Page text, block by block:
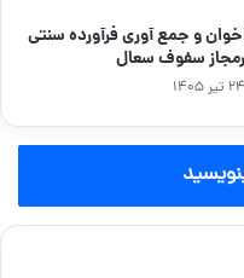
و جمع آوری فرآورده سنتی
سفوف سعال
۲۴ تیر ۱۴۰۵